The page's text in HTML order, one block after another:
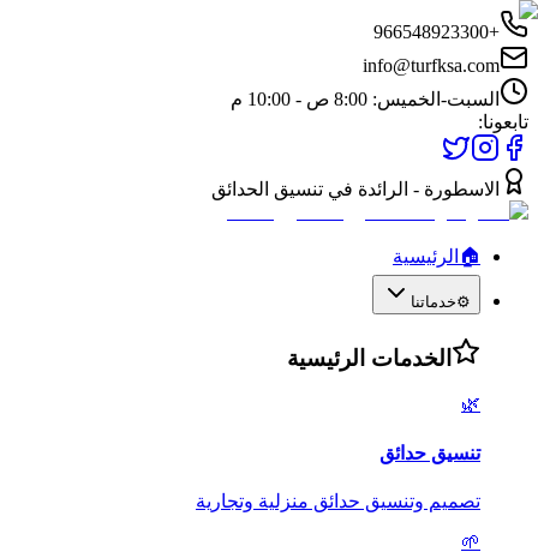
+966548923300
info@turfksa.com
السبت-الخميس: 8:00 ص - 10:00 م
تابعونا:
الاسطورة - الرائدة في تنسيق الحدائق
🏠 الرئيسية
⚙️خدماتنا
الخدمات الرئيسية
🌿
تنسيق حدائق
تصميم وتنسيق حدائق منزلية وتجارية
🌱